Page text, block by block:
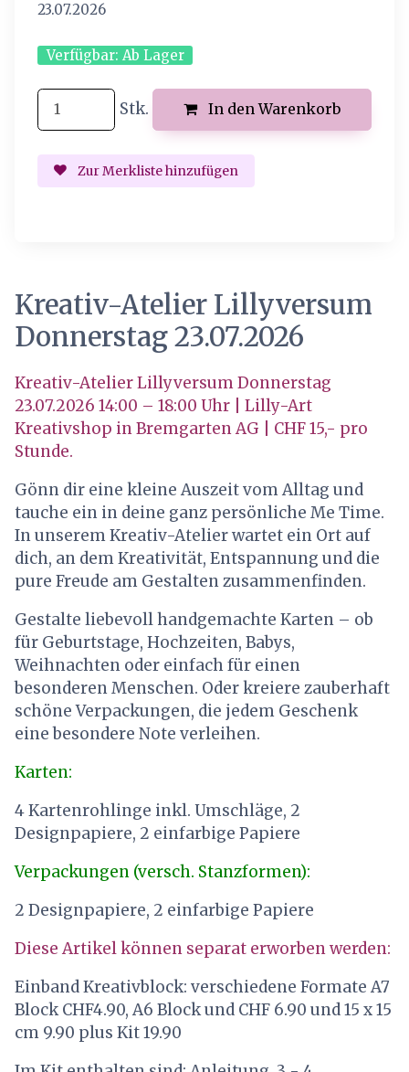
23.07.2026
Verfügbar: Ab Lager
Stk. In den Warenkorb
Zur Merkliste hinzufügen
Kreativ-Atelier Lillyversum
Donnerstag 23.07.2026
Kreativ-Atelier Lillyversum Donnerstag
23.07.2026 14:00 – 18:00 Uhr | Lilly-Art
Kreativshop in Bremgarten AG | CHF 15,- pro
Stunde.
Gönn dir eine kleine Auszeit vom Alltag und
tauche ein in deine ganz persönliche Me Time.
In unserem Kreativ-Atelier wartet ein Ort auf
dich, an dem Kreativität, Entspannung und die
pure Freude am Gestalten zusammenfinden.
Gestalte liebevoll handgemachte Karten – ob
für Geburtstage, Hochzeiten, Babys,
Weihnachten oder einfach für einen
besonderen Menschen. Oder kreiere zauberhaft
schöne Verpackungen, die jedem Geschenk
eine besondere Note verleihen.
Karten:
4 Kartenrohlinge inkl. Umschläge, 2
Designpapiere, 2 einfarbige Papiere
Verpackungen (versch. Stanzformen):
2 Designpapiere, 2 einfarbige Papiere
Diese Artikel können separat erworben werden:
Einband Kreativblock: verschiedene Formate A7
Block CHF4.90, A6 Block und CHF 6.90 und 15 x 15
cm 9.90 plus Kit 19.90